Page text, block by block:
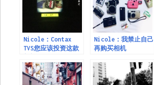
Nicole：Contax
TVS您应该投资这款
Nicole：我禁止自己
再购买相机